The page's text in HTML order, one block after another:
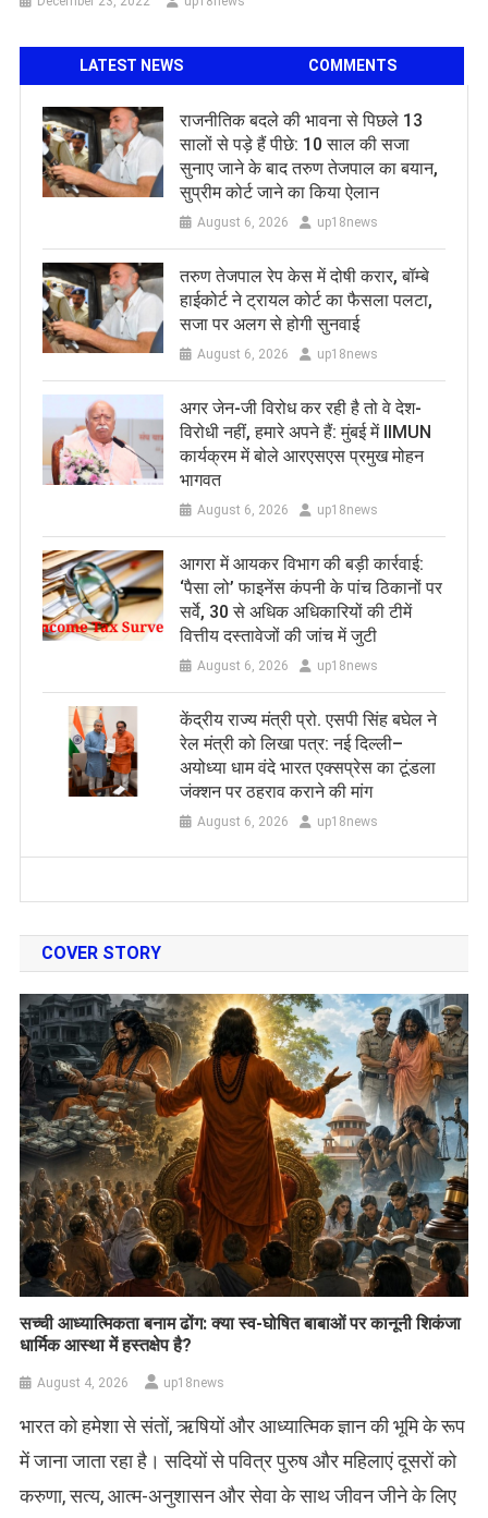
LATEST NEWS COMMENTS
राजनीतिक बदले की भावना से पिछले 13
सालों से पड़े हैं पीछे: 10 साल की सजा
सुनाए जाने के बाद तरुण तेजपाल का बयान,
सुप्रीम कोर्ट जाने का किया ऐलान
August 6, 2026 up18news
तरुण तेजपाल रेप केस में दोषी करार, बॉम्बे
हाईकोर्ट ने ट्रायल कोर्ट का फैसला पलटा,
सजा पर अलग से होगी सुनवाई
August 6, 2026 up18news
अगर जेन-जी विरोध कर रही है तो वे देश-
विरोधी नहीं, हमारे अपने हैं: मुंबई में IIMUN
कार्यक्रम में बोले आरएसएस प्रमुख मोहन
भागवत
August 6, 2026 up18news
आगरा में आयकर विभाग की बड़ी कार्रवाई:
‘पैसा लो’ फाइनेंस कंपनी के पांच ठिकानों पर
सर्वे, 30 से अधिक अधिकारियों की टीमें
वित्तीय दस्तावेजों की जांच में जुटी
August 6, 2026 up18news
केंद्रीय राज्य मंत्री प्रो. एसपी सिंह बघेल ने
रेल मंत्री को लिखा पत्र: नई दिल्ली–
अयोध्या धाम वंदे भारत एक्सप्रेस का टूंडला
जंक्शन पर ठहराव कराने की मांग
August 6, 2026 up18news
COVER STORY
सच्ची आध्यात्मिकता बनाम ढोंग: क्या स्व-घोषित बाबाओं पर कानूनी शिकंजा
धार्मिक आस्था में हस्तक्षेप है?
August 4, 2026 up18news
भारत को हमेशा से संतों, ऋषियों और आध्यात्मिक ज्ञान की भूमि के रूप
में जाना जाता रहा है। सदियों से पवित्र पुरुष और महिलाएं दूसरों को
करुणा, सत्य, आत्म-अनुशासन और सेवा के साथ जीवन जीने के लिए